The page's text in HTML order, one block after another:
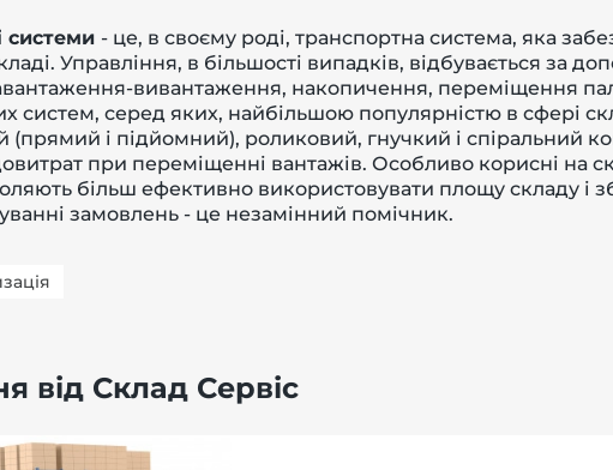
системи - це, в своєму роді, транспортна система, яка
Управління, в більшості випадків, відбувається за
вивантаження, накопичення, переміщення
систем, серед яких, найбільшою популярністю в сфері
(прямий і підйомний), роликовий, гнучкий і спіральний
при переміщенні вантажів. Особливо корисні на
більш ефективно використовувати площу складу і
замовлень - це незамінний помічник.
від Склад Сервіс